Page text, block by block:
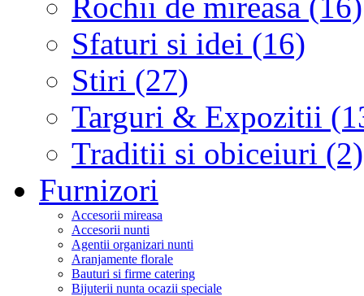
Sfaturi si idei (16)
Stiri (27)
Targuri & Expozitii
Traditii si obiceiuri (2)
Furnizori
Accesorii mireasa
Accesorii nunti
Agentii organizari nunti
Aranjamente florale
Bauturi si firme catering
Bijuterii nunta ocazii speciale